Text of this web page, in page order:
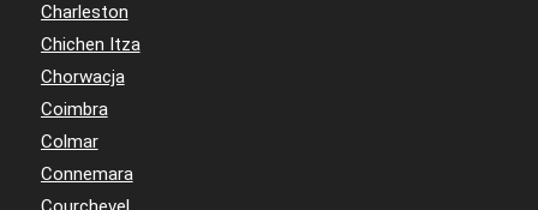
Charleston
Chichen Itza
Chorwacja
Coimbra
Colmar
Connemara